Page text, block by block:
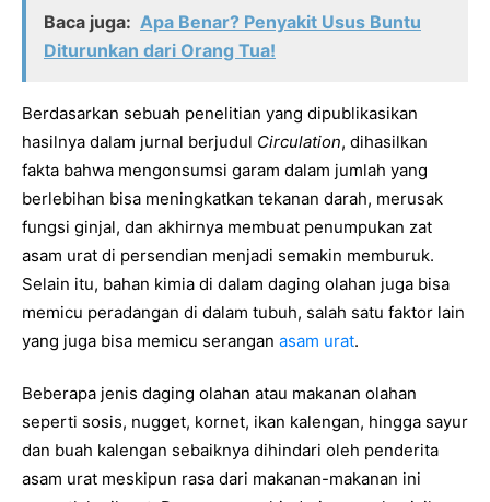
Baca juga: Apa Benar? Penyakit Usus Buntu
Diturunkan dari Orang Tua!
Berdasarkan sebuah penelitian yang dipublikasikan
hasilnya dalam jurnal berjudul Circulation, dihasilkan
fakta bahwa mengonsumsi garam dalam jumlah yang
berlebihan bisa meningkatkan tekanan darah, merusak
fungsi ginjal, dan akhirnya membuat penumpukan zat
asam urat di persendian menjadi semakin memburuk.
Selain itu, bahan kimia di dalam daging olahan juga bisa
memicu peradangan di dalam tubuh, salah satu faktor lain
yang juga bisa memicu serangan asam urat.
Beberapa jenis daging olahan atau makanan olahan
seperti sosis, nugget, kornet, ikan kalengan, hingga sayur
dan buah kalengan sebaiknya dihindari oleh penderita
asam urat meskipun rasa dari makanan-makanan ini